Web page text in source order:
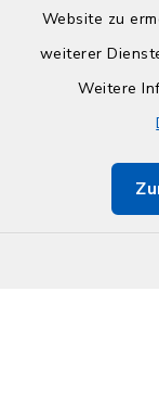
Website zu
weiterer
Weitere